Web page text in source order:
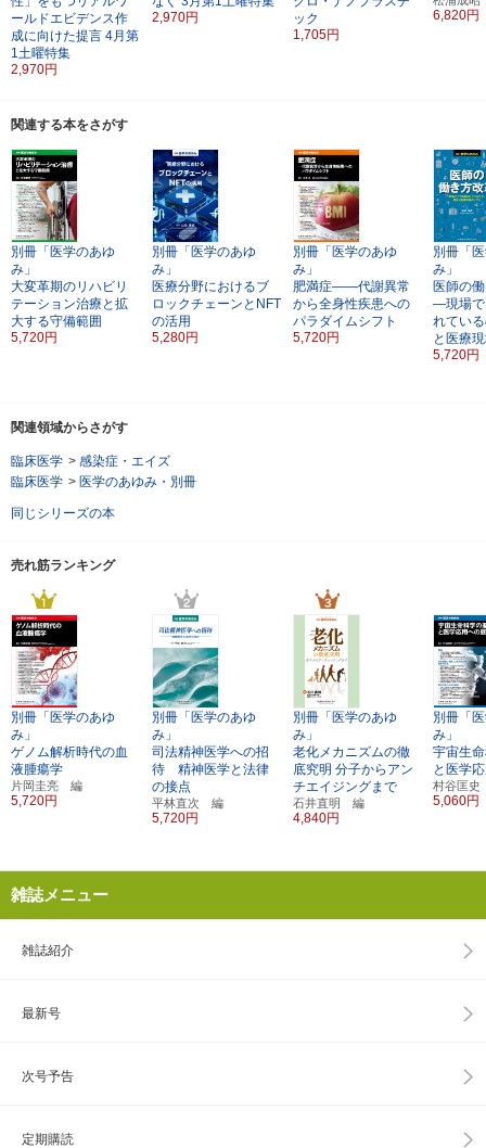
ールドエビデンス作
成に向けた提言 4月第
1土曜特集
2,970円
2,970円
ック
1,705円
6,820円
関連する本をさがす
別冊「医学のあゆ
み」
大変革期のリハビリ
テーション治療と拡
大する守備範囲
5,720円
別冊「医学のあゆ
み」
医療分野におけるブ
ロックチェーンとNFT
の活用
5,280円
別冊「医学のあゆ
み」
肥満症――代謝異常
から全身性疾患への
パラダイムシフト
5,720円
別冊「
み」
医師の
―現場で
れてい
と医療
5,720円
関連領域からさがす
臨床医学 > 感染症・エイズ
臨床医学 > 医学のあゆみ・別冊
同じシリーズの本
売れ筋ランキング
別冊「医学のあゆ
み」
ゲノム解析時代の血
液腫瘍学
片岡圭亮 編
5,720円
別冊「医学のあゆ
み」
司法精神医学への招
待 精神医学と法律
の接点
平林直次 編
5,720円
別冊「医学のあゆ
み」
老化メカニズムの徹
底究明 分子からアン
チエイジングまで
石井直明 編
4,840円
別冊「
み」
宇宙生
と医学
村谷匡
5,060円
雑誌メニュー
雑誌紹介
最新号
次号予告
定期購読